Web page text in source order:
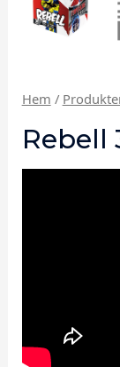
Hem /
Rebell